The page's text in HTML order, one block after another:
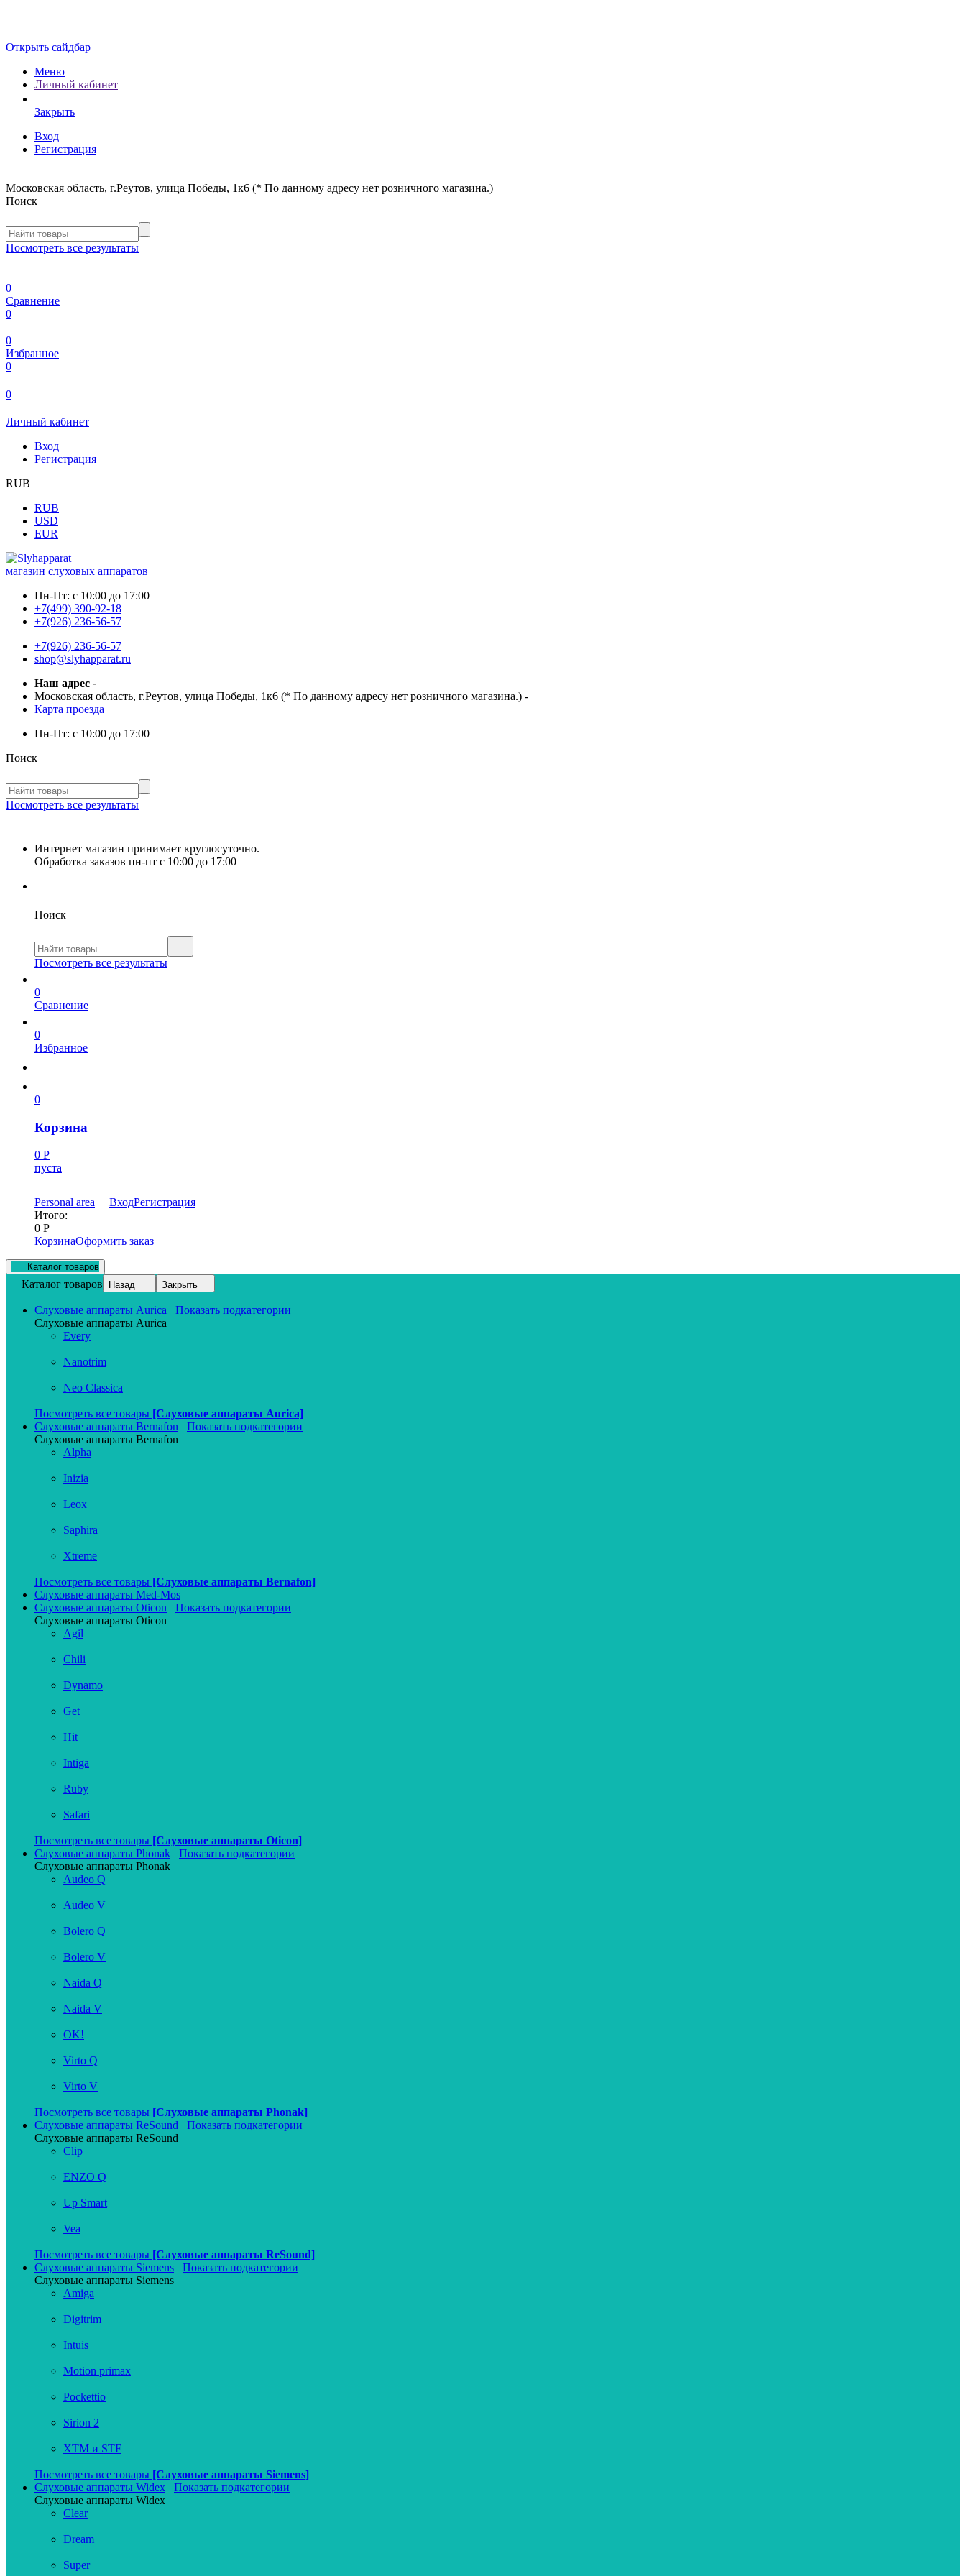
Открыть сайдбар
Меню
Личный кабинет
Закрыть
Вход
Регистрация
Московская область, г.Реутов, улица Победы, 1к6 (* По данному адресу нет розничного магазина.)
Поиск
Посмотреть все результаты
0
Сравнение
0
0
Избранное
0
0
Личный кабинет
Вход
Регистрация
RUB
RUB
USD
EUR
магазин слуховых аппаратов
Пн-Пт: с 10:00 до 17:00
+7(499) 390-92-18
+7(926) 236-56-57
+7(926) 236-56-57
shop@slyhapparat.ru
Наш адрес -
Московская область, г.Реутов, улица Победы, 1к6 (* По данному адресу нет розничного магазина.) -
Карта проезда
Пн-Пт: с 10:00 до 17:00
Поиск
Посмотреть все результаты
Интернет магазин принимает круглосуточно.
Обработка заказов пн-пт с 10:00 до 17:00
Поиск
Посмотреть все результаты
0
Сравнение
0
Избранное
0
Корзина
0 Р
пуста
Personal area ВходРегистрация
Итого:
0 Р
КорзинаОформить заказ
Каталог товаров
Каталог товаров Назад Закрыть
Слуховые аппараты Aurica
Показать подкатегории
Слуховые аппараты Aurica
Every
Nanotrim
Neo Classica
Посмотреть все товары [Слуховые аппараты Aurica]
Слуховые аппараты Bernafon
Показать подкатегории
Слуховые аппараты Bernafon
Alpha
Inizia
Leox
Saphira
Xtreme
Посмотреть все товары [Слуховые аппараты Bernafon]
Слуховые аппараты Med-Mos
Слуховые аппараты Oticon
Показать подкатегории
Слуховые аппараты Oticon
Agil
Chili
Dynamo
Get
Hit
Intiga
Ruby
Safari
Посмотреть все товары [Слуховые аппараты Oticon]
Слуховые аппараты Phonak
Показать подкатегории
Слуховые аппараты Phonak
Audeo Q
Audeo V
Bolero Q
Bolero V
Naida Q
Naida V
OK!
Virto Q
Virto V
Посмотреть все товары [Слуховые аппараты Phonak]
Слуховые аппараты ReSound
Показать подкатегории
Слуховые аппараты ReSound
Clip
ENZO Q
Up Smart
Vea
Посмотреть все товары [Слуховые аппараты ReSound]
Слуховые аппараты Siemens
Показать подкатегории
Слуховые аппараты Siemens
Amiga
Digitrim
Intuis
Motion primax
Pockettio
Sirion 2
XTM и STF
Посмотреть все товары [Слуховые аппараты Siemens]
Слуховые аппараты Widex
Показать подкатегории
Слуховые аппараты Widex
Clear
Dream
Super